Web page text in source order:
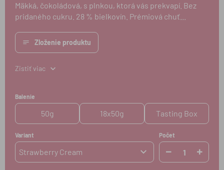
Mäkká, čokoládová, s plnkou, ktorá vás prekvapí. Bez
pridaného cukru. 28 % bielkovín. Prémiová chuť...
Zloženie produktu
Zistiť viac
Balenie
50g 18x50g Tasting Box
Variant
Strawberry Cream
Počet